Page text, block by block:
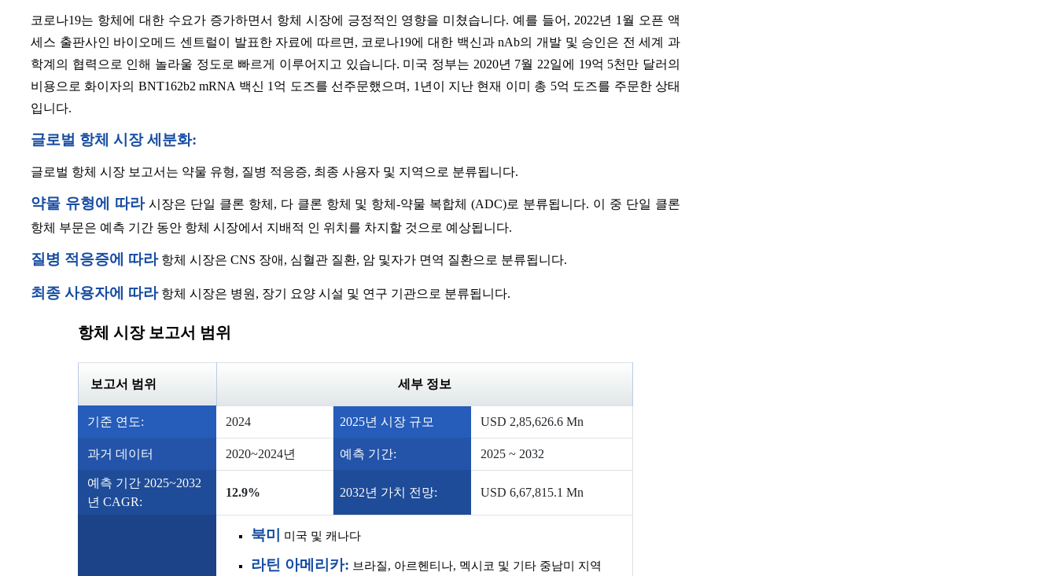
코로나19는 항체에 대한 수요가 증가하면서 항체 시장에 긍정적인 영향을 미쳤습니다. 예를 들어, 2022년 1월 오픈 액
세스 출판사인 바이오메드 센트럴이 발표한 자료에 따르면, 코로나19에 대한 백신과 nAb의 개발 및 승인은 전 세계 과
학계의 협력으로 인해 놀라울 정도로 빠르게 이루어지고 있습니다. 미국 정부는 2020년 7월 22일에 19억 5천만 달러의
비용으로 화이자의 BNT162b2 mRNA 백신 1억 도즈를 선주문했으며, 1년이 지난 현재 이미 총 5억 도즈를 주문한 상태
입니다.
글로벌 항체 시장 세분화:
글로벌 항체 시장 보고서는 약물 유형, 질병 적응증, 최종 사용자 및 지역으로 분류됩니다.
약물 유형에 따라시장은 단일 클론 항체, 다 클론 항체 및 항체-약물 복합체 (ADC)로 분류됩니다. 이 중 단일 클론
항체 부문은 예측 기간 동안 항체 시장에서 지배적 인 위치를 차지할 것으로 예상됩니다.
질병 적응증에 따라항체 시장은 CNS 장애, 심혈관 질환, 암 및자가 면역 질환으로 분류됩니다.
최종 사용자에 따라항체 시장은 병원, 장기 요양 시설 및 연구 기관으로 분류됩니다.
항체 시장 보고서 범위
보고서 범위 세부 정보
기준 연도: 2024 2025년 시장 규모 USD 2,85,626.6 Mn
과거 데이터 2020~2024년 예측 기간: 2025 ~ 2032
예측 기간 2025~2032
년 CAGR:
12.9% 2032년 가치 전망: USD 6,67,815.1 Mn
북미 미국 및 캐나다
라틴 아메리카: 브라질, 아르헨티나, 멕시코 및 기타 중남미 지역